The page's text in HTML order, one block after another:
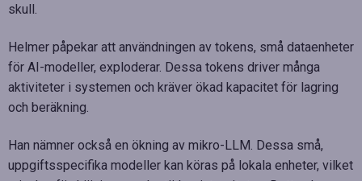
skull.
Helmer påpekar att användningen av tokens, små dataenheter
för AI-modeller, exploderar. Dessa tokens driver många
aktiviteter i systemen och kräver ökad kapacitet för lagring
och beräkning.
Han nämner också en ökning av mikro-LLM. Dessa små,
uppgiftsspecifika modeller kan köras på lokala enheter, vilket